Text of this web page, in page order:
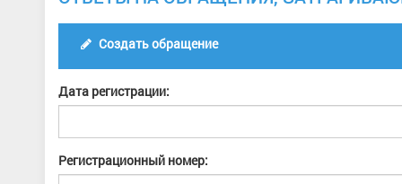
Создать обращение
Дата регистрации:
Регистрационный номер: